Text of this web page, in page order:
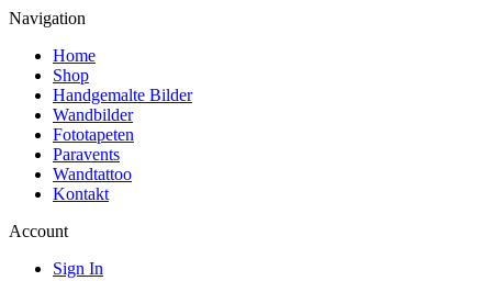
Navigation
Home
Shop
Handgemalte Bilder
Wandbilder
Fototapeten
Paravents
Wandtattoo
Kontakt
Account
Sign In